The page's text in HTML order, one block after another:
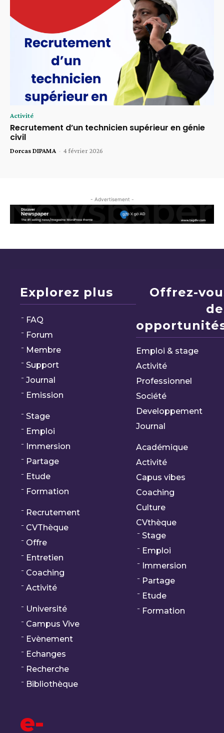
Activité
Recrutement d’un technicien supérieur en génie
civil
Dorcas DIPAMA - 4 février 2026
- Advertisement -
Explorez plus
FAQ
Forum
Membre
Support
Journal
Emission
Stage
Emploi
Immersion
Partage
Etude
Formation
Recrutement
CVThèque
Offre
Entretien
Coaching
Activité
Université
Campus Vive
Evènement
Echanges
Recherche
Bibliothèque
e-
Offrez-
Emploi & stage
Activité
Professionnel
Société
Developpement
Journal
Académique
Activité
Capus vibes
Coaching
Culture
CVthèque
Stage
Emploi
Immersion
Partage
Etude
Formation